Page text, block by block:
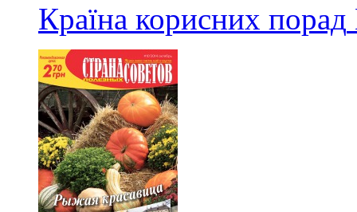
Країна корисних порад